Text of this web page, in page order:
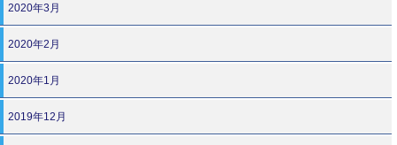
2020年3月
2020年2月
2020年1月
2019年12月